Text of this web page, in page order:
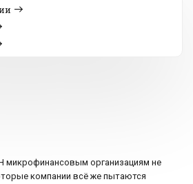
микрофинансовым организациям не
компании всё же пытаются